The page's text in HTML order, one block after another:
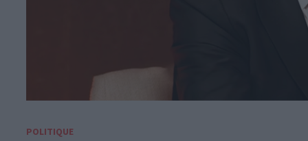
POLITIQUE